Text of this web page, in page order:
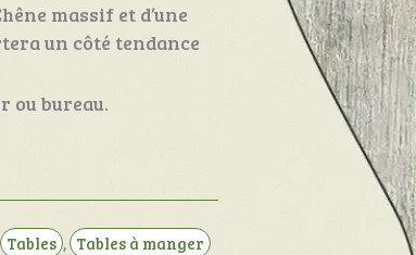
massif et d’une
un côté tendance
ou bureau.
Tables , Tables à manger